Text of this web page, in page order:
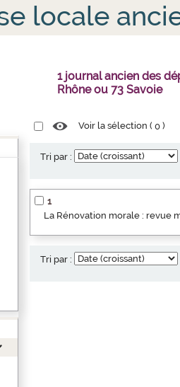
locale
1 journal ancien des
Rhône ou 73 Savoie
Voir la sélection (0 )
Tri par :
1
La Rénovation morale : revue
Tri par :